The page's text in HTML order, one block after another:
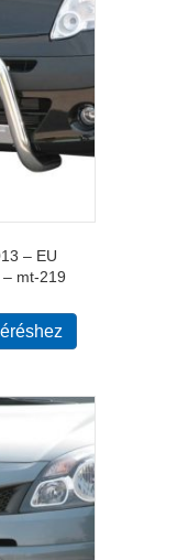
– EU
mt-219